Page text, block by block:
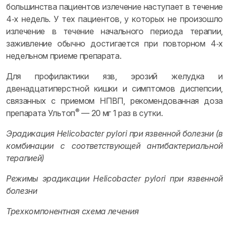
большинства пациентов излечение наступает в течение
4‑х недель. У тех пациентов, у которых не произошло
излечение в течение начального периода терапии,
заживление обычно достигается при повторном 4‑х
недельном приеме препарата.
Для профилактики язв, эрозий желудка и
двенадцатиперстной кишки и симптомов диспепсии,
связанных с приемом НПВП, рекомендованная доза
препарата Ультоп® — 20 мг 1 раз в сутки.
Эрадикация Helicobacter pylori при язвенной болезни (в
комбинации с соответствующей антибактериальной
терапией)
Режимы эрадикации Helicobacter pylori при язвенной
болезни
Трехкомпонентная схема лечения